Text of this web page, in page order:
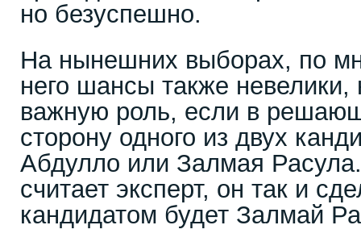
но безуспешно.
На нынешних выборах, по
него шансы также невелики,
важную роль, если в
сторону одного из двух
Абдулло или Залмая
считает эксперт, он так и
кандидатом будет Залмай